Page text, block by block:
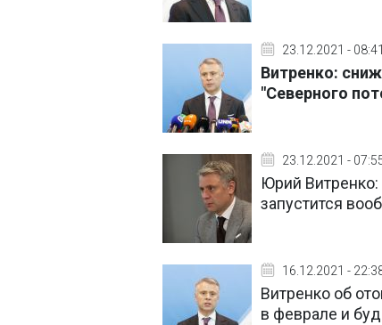
23.12.2021 - 08:41
Витренко:
"Северного
23.12.2021 -
Юрий Витренко:
запустится
16.12.2021 -
Витренко об
в феврале и